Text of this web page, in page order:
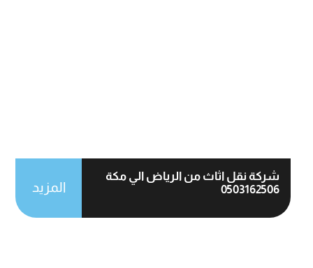
شركة نقل اثاث من الرياض الي مكة
0503162506
المزيد